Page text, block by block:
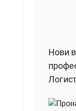
Нови